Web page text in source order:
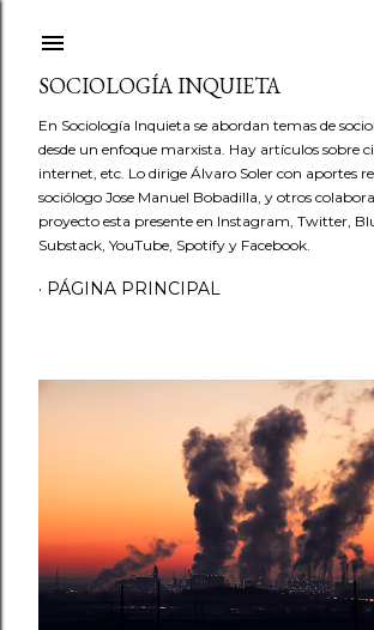
SOCIOLOGÍA INQUIETA
En Sociología Inquieta se abordan temas de
desde un enfoque marxista. Hay artículos sobre
internet, etc. Lo dirige Álvaro Soler con aportes
sociólogo Jose Manuel Bobadilla, y otros
proyecto esta presente en Instagram, Twitter,
Substack, YouTube, Spotify y Facebook.
PÁGINA PRINCIPAL
n
t
r